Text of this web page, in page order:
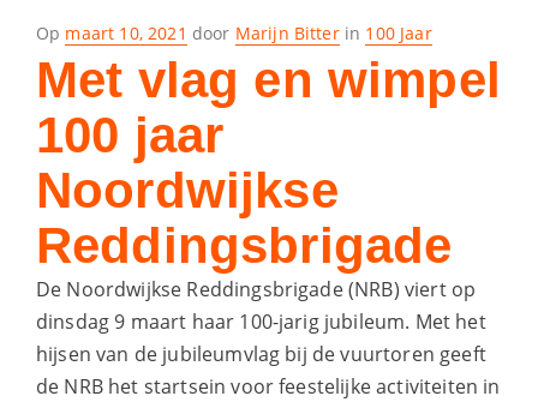
Op geplaatst
op
maart 10, 2021 door Marijn Bitterin 100 Jaar
Met vlag en wimpel
100 jaar
Noordwijkse
Reddingsbrigade
De Noordwijkse Reddingsbrigade (NRB) viert op
dinsdag 9 maart haar 100-jarig jubileum. Met het
hijsen van de jubileumvlag bij de vuurtoren geeft
de NRB het startsein voor feestelijke activiteiten in